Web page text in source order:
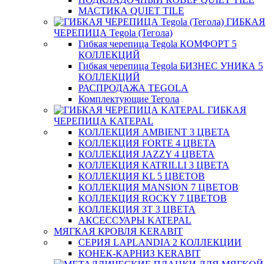
МАСТИКА QUIET TILE
ГИБКАЯ
ЧЕРЕПИЦА Tegola (Тегола)
Гибкая черепица Tegola КОМФОРТ 5
КОЛЛЕКЦИЙ
Гибкая черепица Tegola БИЗНЕС УНИКА 5
КОЛЛЕКЦИЙ
РАСПРОДАЖА TEGOLA
Комплектующие Тегола
ГИБКАЯ
ЧЕРЕПИЦА KATEPAL
КОЛЛЕКЦИЯ AMBIENT 3 ЦВЕТА
КОЛЛЕКЦИЯ FORTE 4 ЦВЕТА
КОЛЛЕКЦИЯ JAZZY 4 ЦВЕТА
КОЛЛЕКЦИЯ KATRILLI 3 ЦВЕТА
КОЛЛЕКЦИЯ KL 5 ЦВЕТОВ
КОЛЛЕКЦИЯ MANSION 7 ЦВЕТОВ
КОЛЛЕКЦИЯ ROCKY 7 ЦВЕТОВ
КОЛЛЕКЦИЯ ЗТ 3 ЦВЕТА
АКСЕССУАРЫ KATEPAL
МЯГКАЯ КРОВЛЯ KERABIT
СЕРИЯ LAPLANDIA 2 КОЛЛЕКЦИИ
КОНЕК-КАРНИЗ KERABIT